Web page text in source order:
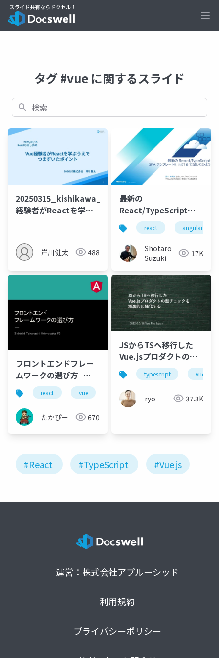
タグ #vue に関するスライド
検索
20250315_kishikawa_Vue
経験者がReactを学ぶ
岸川健太 488
最新の
React/TypeScript
SPA テンプレートを
.NET 8 で試してみよう
react angular
Shotaro
Suzuki
17K
フロントエンドフレー
ムワークの選び方 -
20170320
react vue angular ng-kyoto
たかぴー 670
JSからTSへ移行した
Vue.jsプロダクトの型
チェックを 漸進的に強
化する
typescript vue
ryo 37.3K
#React #TypeScript #Vue.js
運営：株式会社アプルーシッド
利用規約
プライバシーポリシー